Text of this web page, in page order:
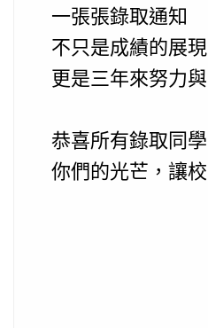
一張張錄取通知
不只是成績的展現
更是三年來努力
恭喜所有錄取同學
你們的光芒，讓